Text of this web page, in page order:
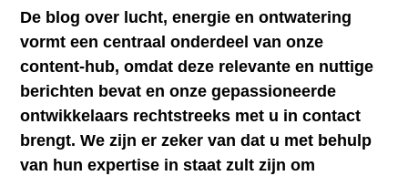
De blog over lucht, energie en ontwatering
vormt een centraal onderdeel van onze
content-hub, omdat deze relevante en nuttige
berichten bevat en onze gepassioneerde
ontwikkelaars rechtstreeks met u in contact
brengt. We zijn er zeker van dat u met behulp
van hun expertise in staat zult zijn om